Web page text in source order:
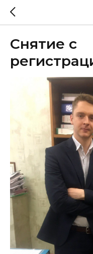
Снятие с